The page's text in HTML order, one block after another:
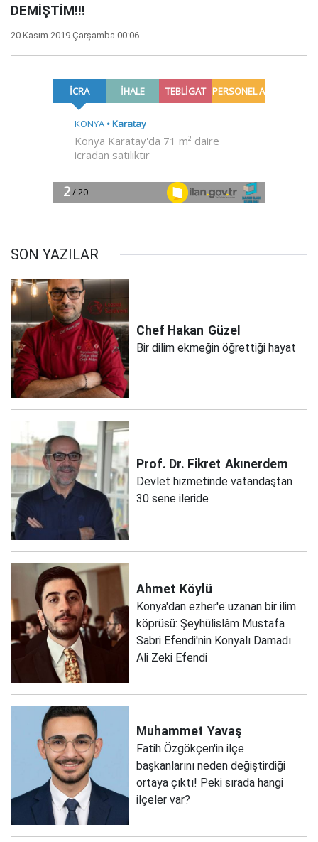
DEMİŞTİM!!!
20 Kasım 2019 Çarşamba 00:06
SON YAZILAR
Chef Hakan Güzel
Bir dilim ekmeğin öğrettiği hayat
Prof. Dr. Fikret Akınerdem
Devlet hizmetinde vatandaştan
30 sene ileride
Ahmet Köylü
Konya'dan ezher'e uzanan bir ilim
köprüsü: Şeyhülislâm Mustafa
Sabri Efendi'nin Konyalı Damadı
Ali Zeki Efendi
Muhammet Yavaş
Fatih Özgökçen'in ilçe
başkanlarını neden değiştirdiği
ortaya çıktı! Peki sırada hangi
ilçeler var?